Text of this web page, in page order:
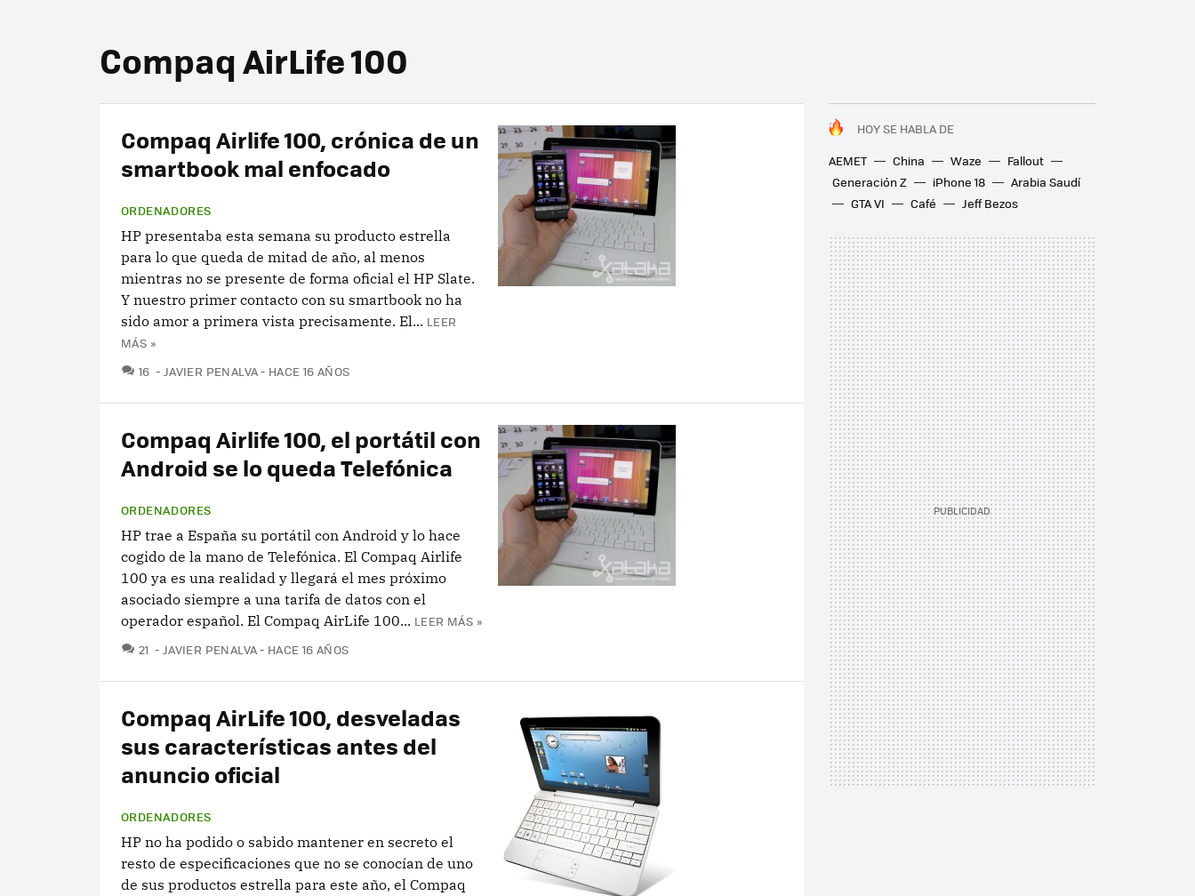
Compaq AirLife 100
HOY SE HABLA DE
AEMET
China Waze
Fallout
Generación Z
iPhone 18
Arabia Saudí
GTA VI
Café Jeff Bezos
Compaq Airlife 100, crónica de un
smartbook mal enfocado
ORDENADORES
HP presentaba esta semana su producto estrella
para lo que queda de mitad de año, al menos
mientras no se presente de forma oficial el HP Slate.
Y nuestro primer contacto con su smartbook no ha
sido amor a primera vista precisamente. El... LEER
MÁS »
16 COMENTARIOS
JAVIER PENALVA HACE 16 AÑOS
Compaq Airlife 100, el portátil con
Android se lo queda Telefónica
ORDENADORES
HP trae a España su portátil con Android y lo hace
cogido de la mano de Telefónica. El Compaq Airlife
100 ya es una realidad y llegará el mes próximo
asociado siempre a una tarifa de datos con el
operador español. El Compaq AirLife 100... LEER MÁS »
21 COMENTARIOS
JAVIER PENALVA HACE 16 AÑOS
Compaq AirLife 100, desveladas
sus características antes del
anuncio oficial
ORDENADORES
HP no ha podido o sabido mantener en secreto el
resto de especificaciones que no se conocían de uno
de sus productos estrella para este año, el Compaq